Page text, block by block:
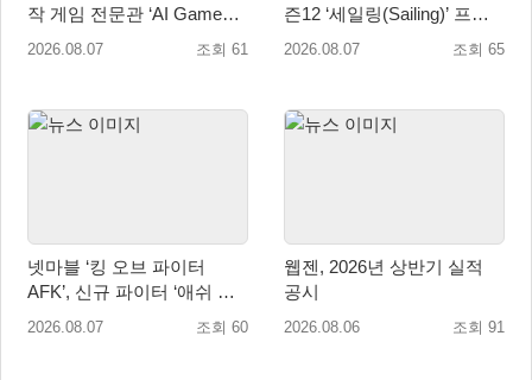
작 게임 전문관 ‘AI Games’
오픈
2026.08.07 조회 61
즌12 ‘세일링(Sailing)’ 프리
시즌 시작
2026.08.07 조회 65
넷마블 ‘킹 오브 파이터
AFK’, 신규 파이터 ‘애쉬 크
림존’ 업데이트
2026.08.07 조회 60
웹젠, 2026년 상반기 실적
공시
2026.08.06 조회 91